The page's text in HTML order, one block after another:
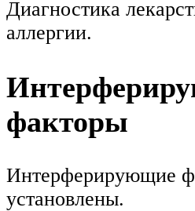
Диагностика
аллергии.
факторы
Интерферирующие
установлены.